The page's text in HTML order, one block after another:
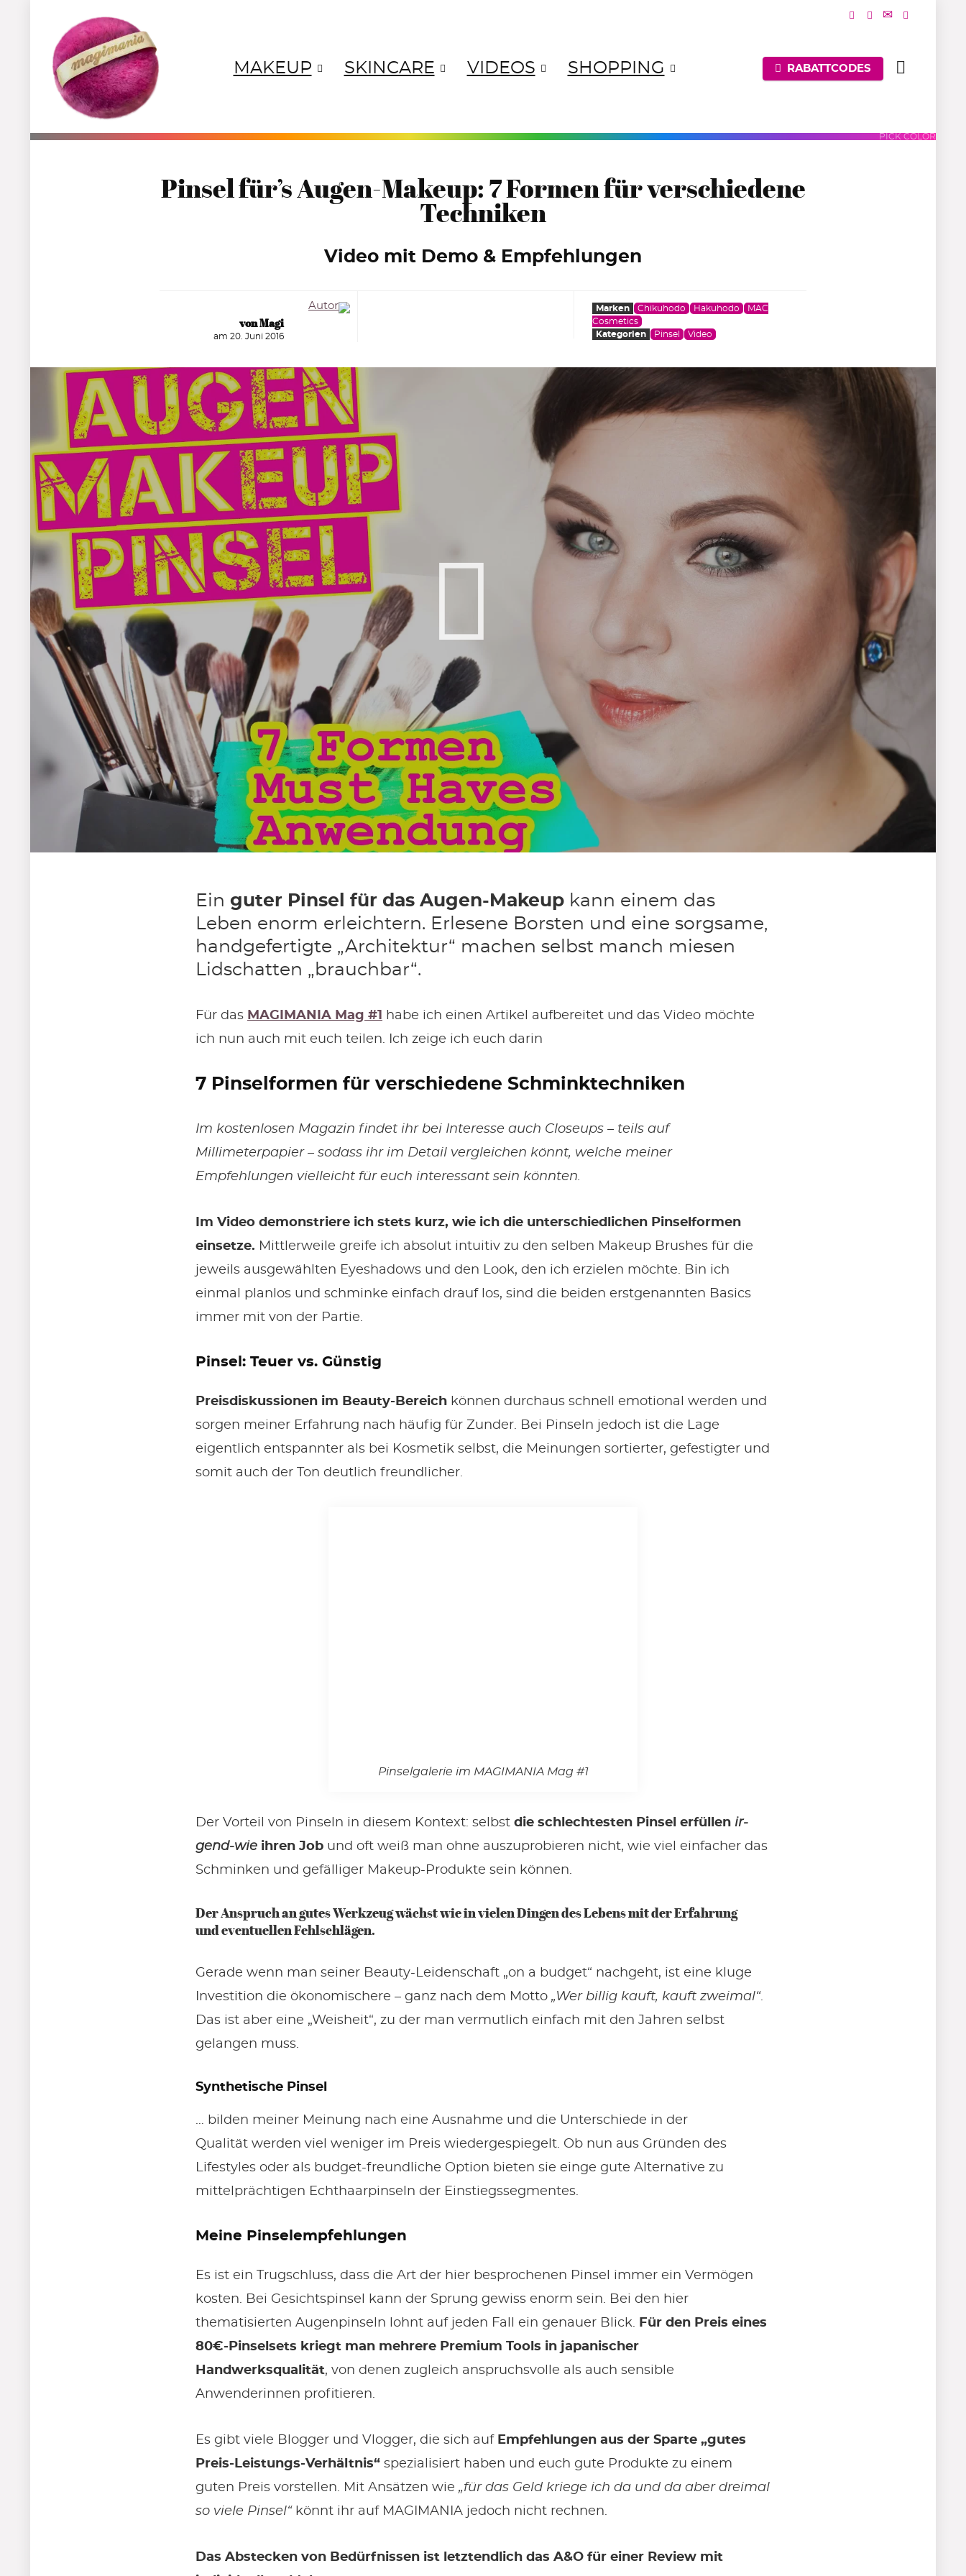
MAKEUP SKINCARE VIDEOS SHOPPING RABATTCODES
PICK COLOR
NEUTRALS
REDSORANGESYELLOWSGREENSBLUESPURPLES
PINKS
Pinsel für’s Augen-Makeup: 7 Formen für verschiedene
Techniken
Video mit Demo & Empfehlungen
von Magi
am 20. Juni 2016
Marken Chikuhodo Hakuhodo
MAC
Cosmetics
Kategorien
Pinsel Video
Ein guter Pinsel für das Augen-Makeup kann einem das
Leben enorm erleichtern. Erlesene Borsten und eine sorgsame,
handgefertigte „Architektur“ machen selbst manch miesen
Lidschatten „brauchbar“.
Für das MAGIMANIA Mag #1
habe ich einen Artikel aufbereitet und das Video möchte
ich nun auch mit euch teilen. Ich zeige ich euch darin
7 Pinselformen für verschiedene Schminktechniken
Im kostenlosen Magazin findet ihr bei Interesse auch Closeups – teils auf
Millimeterpapier – sodass ihr im Detail vergleichen könnt, welche meiner
Empfehlungen vielleicht für euch interessant sein könnten.
Im Video demonstriere ich stets kurz, wie ich die unterschiedlichen Pinselformen
einsetze. Mittlerweile greife ich absolut intuitiv zu den selben Makeup Brushes für die
jeweils ausgewählten Eyeshadows und den Look, den ich erzielen möchte. Bin ich
einmal planlos und schminke einfach drauf los, sind die beiden erstgenannten Basics
immer mit von der Partie.
Pinsel: Teuer vs. Günstig
Preisdiskussionen im Beauty-Bereich können durchaus schnell emotional werden und
sorgen meiner Erfahrung nach häufig für Zunder. Bei Pinseln jedoch ist die Lage
eigentlich entspannter als bei Kosmetik selbst, die Meinungen sortierter, gefestigter und
somit auch der Ton deutlich freundlicher.
Pinselgalerie im MAGIMANIA Mag #1
Der Vorteil von Pinseln in diesem Kontext: selbst die schlechtesten Pinsel erfüllen ir-
gend-wie ihren Job und oft weiß man ohne auszuprobieren nicht, wie viel einfacher das
Schminken und gefälliger Makeup-Produkte sein können.
Der Anspruch an gutes Werkzeug wächst wie in vielen Dingen des Lebens mit der Erfahrung
und eventuellen Fehlschlägen.
Gerade wenn man seiner Beauty-Leidenschaft „on a budget“ nachgeht, ist eine kluge
Investition die ökonomischere – ganz nach dem Motto „Wer billig kauft, kauft zweimal“.
Das ist aber eine „Weisheit“, zu der man vermutlich einfach mit den Jahren selbst
gelangen muss.
Synthetische Pinsel
… bilden meiner Meinung nach eine Ausnahme und die Unterschiede in der
Qualität werden viel weniger im Preis wiedergespiegelt. Ob nun aus Gründen des
Lifestyles oder als budget-freundliche Option bieten sie einge gute Alternative zu
mittelprächtigen Echthaarpinseln der Einstiegssegmentes.
Meine Pinselempfehlungen
Es ist ein Trugschluss, dass die Art der hier besprochenen Pinsel immer ein Vermögen
kosten. Bei Gesichtspinsel kann der Sprung gewiss enorm sein. Bei den hier
thematisierten Augenpinseln lohnt auf jeden Fall ein genauer Blick. Für den Preis eines
80€-Pinselsets kriegt man mehrere Premium Tools in japanischer
Handwerksqualität, von denen zugleich anspruchsvolle als auch sensible
Anwenderinnen profitieren.
Es gibt viele Blogger und Vlogger, die sich auf Empfehlungen aus der Sparte „gutes
Preis-Leistungs-Verhältnis“ spezialisiert haben und euch gute Produkte zu einem
guten Preis vorstellen. Mit Ansätzen wie „für das Geld kriege ich da und da aber dreimal
so viele Pinsel“ könnt ihr auf MAGIMANIA jedoch nicht rechnen.
Das Abstecken von Bedürfnissen ist letztendlich das A&O für einer Review mit